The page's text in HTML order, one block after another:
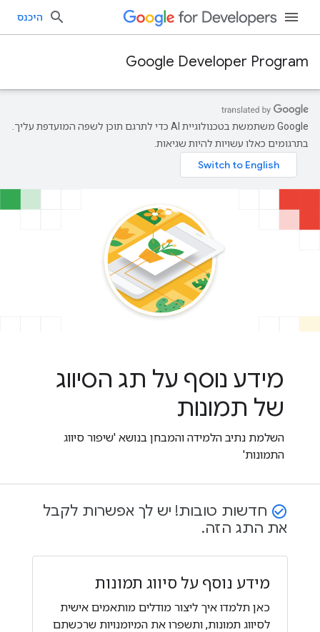
היכנס
Google Developer Program
‫Google משתמשת בטכנולוגיית AI כדי לתרגם תוכן לשפה המועדפת עליך.
בתרגומים כאלו עשויות להיות שגיאות.
מידע נוסף על תג הסיווג
של תמונות
השלמת נתיב הלמידה והמבחן בנושא 'שיפור סיווג
התמונות'
check_circle_outline חדשות טובות! יש לך אפשרות לקבל
את התג הזה.
מידע נוסף על סיווג תמונות
כאן תלמדו איך ליצור מודלים מותאמים אישית
לסיווג תמונות, ותשפרו את המיומנויות שרכשתם